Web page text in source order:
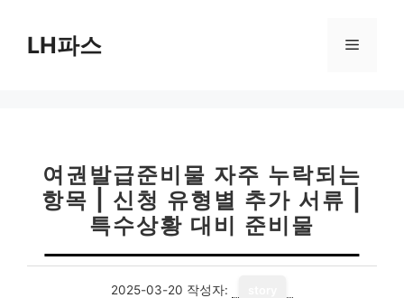
LH파스 메
여권발급준비물 자주 누락되는
항목 | 신청 유형별 추가 서류 |
특수상황 대비 준비물
2025-03-20 작성자: